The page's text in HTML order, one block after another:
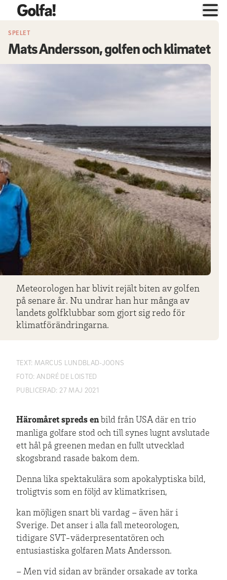
SPELET
Mats Andersson, golfen och klimatet
Meteorologen har blivit rejält biten av golfen
på senare år. Nu undrar han hur många av
landets golfklubbar som gjort sig redo för
klimatförändringarna.
TEXT: MARCUS LUNDBLAD-JOONS
FOTO: ANDRÉ DE LOISTED
PUBLICERAD: 27 MAJ 2021
Häromåret spreds enbild från USA där en trio
manliga golfare stod och till synes lugnt avslutade
ett hål på greenen medan en fullt utvecklad
skogsbrand rasade bakom dem.
Denna lika spektakulära som apokalyptiska bild,
troligtvis som en följd av klimatkrisen,
kan möjligen snart bli vardag – även här i
Sverige. Det anser i alla fall meteorologen,
tidigare SVT-väderpresentatören och
entusiastiska golfaren Mats Andersson.
– Men vid sidan av bränder orsakade av torka